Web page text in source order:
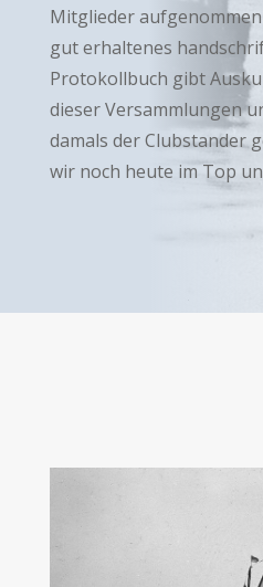
Mitglieder
gut erhaltenes
Protokollbuch gibt
dieser Versammlungen
damals der Clubstander
wir noch heute im Top